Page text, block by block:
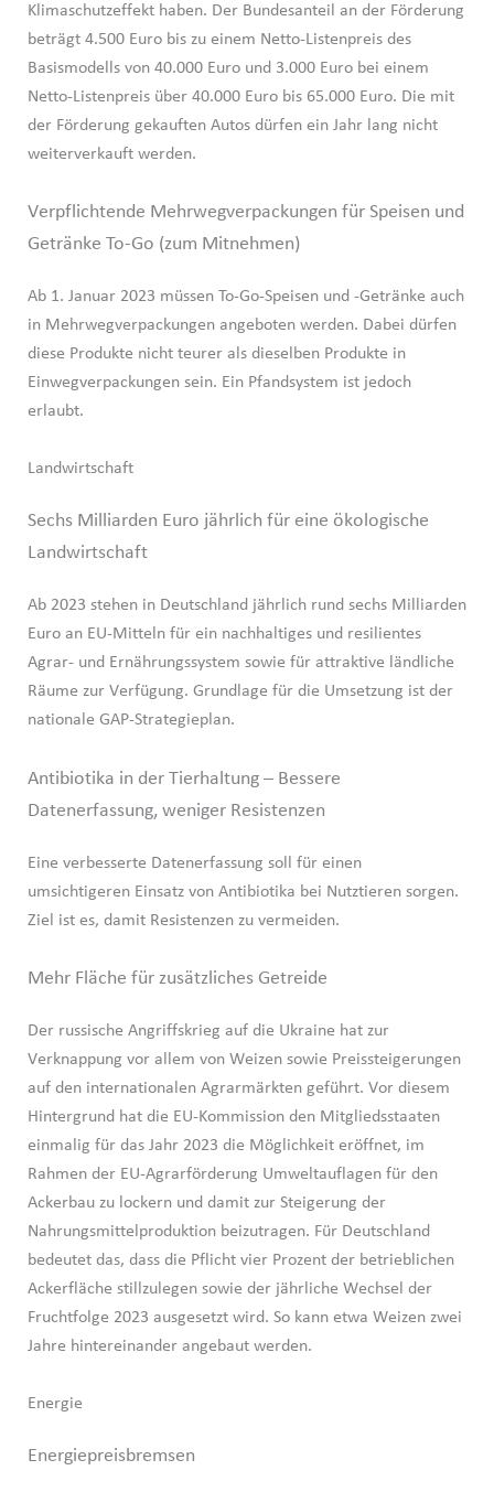
Klimaschutzeffekt haben. Der Bundesanteil an der Förderung
beträgt 4.500 Euro bis zu einem Netto-Listenpreis des
Basismodells von 40.000 Euro und 3.000 Euro bei einem
Netto-Listenpreis über 40.000 Euro bis 65.000 Euro. Die mit
der Förderung gekauften Autos dürfen ein Jahr lang nicht
weiterverkauft werden.
Verpflichtende Mehrwegverpackungen für Speisen und
Getränke To-Go (zum Mitnehmen)
Ab 1. Januar 2023 müssen To-Go-Speisen und -Getränke auch
in Mehrwegverpackungen angeboten werden. Dabei dürfen
diese Produkte nicht teurer als dieselben Produkte in
Einwegverpackungen sein. Ein Pfandsystem ist jedoch
erlaubt.
Landwirtschaft
Sechs Milliarden Euro jährlich für eine ökologische
Landwirtschaft
Ab 2023 stehen in Deutschland jährlich rund sechs Milliarden
Euro an EU-Mitteln für ein nachhaltiges und resilientes
Agrar- und Ernährungssystem sowie für attraktive ländliche
Räume zur Verfügung. Grundlage für die Umsetzung ist der
nationale GAP-Strategieplan.
Antibiotika in der Tierhaltung – Bessere
Datenerfassung, weniger Resistenzen
Eine verbesserte Datenerfassung soll für einen
umsichtigeren Einsatz von Antibiotika bei Nutztieren sorgen.
Ziel ist es, damit Resistenzen zu vermeiden.
Mehr Fläche für zusätzliches Getreide
Der russische Angriffskrieg auf die Ukraine hat zur
Verknappung vor allem von Weizen sowie Preissteigerungen
auf den internationalen Agrarmärkten geführt. Vor diesem
Hintergrund hat die EU-Kommission den Mitgliedsstaaten
einmalig für das Jahr 2023 die Möglichkeit eröffnet, im
Rahmen der EU-Agrarförderung Umweltauflagen für den
Ackerbau zu lockern und damit zur Steigerung der
Nahrungsmittelproduktion beizutragen. Für Deutschland
bedeutet das, dass die Pflicht vier Prozent der betrieblichen
Ackerfläche stillzulegen sowie der jährliche Wechsel der
Fruchtfolge 2023 ausgesetzt wird. So kann etwa Weizen zwei
Jahre hintereinander angebaut werden.
Energie
Energiepreisbremsen